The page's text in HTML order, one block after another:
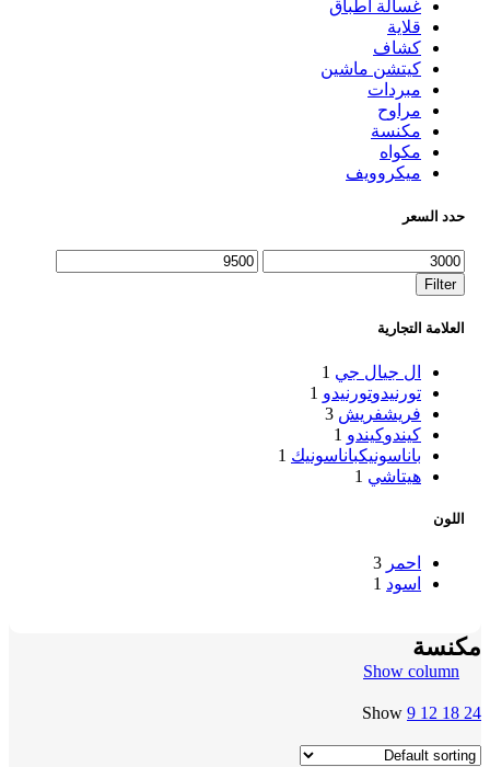
غسالة اطباق
قلاية
كشاف
كيتشن ماشين
مبردات
مراوح
مكنسة
مكواه
ميكروويف
حدد السعر
Min
price
Max
price
Filter
العلامة التجارية
ال جيال جي 1
تورنيدوتورنيدو 1
فريشفريش 3
كيندوكيندو 1
باناسونيكباناسونيك 1
هيتاشي 1
اللون
احمر 3
اسود 1
مكنسة
Show column
Show 9 12 18 24